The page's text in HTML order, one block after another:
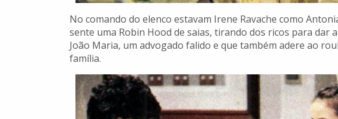
No comando do elenco estavam Irene Ravache como
sente uma Robin Hood de saias, tirando dos ricos para dar
João Maria, um advogado falido e que também adere ao
família.